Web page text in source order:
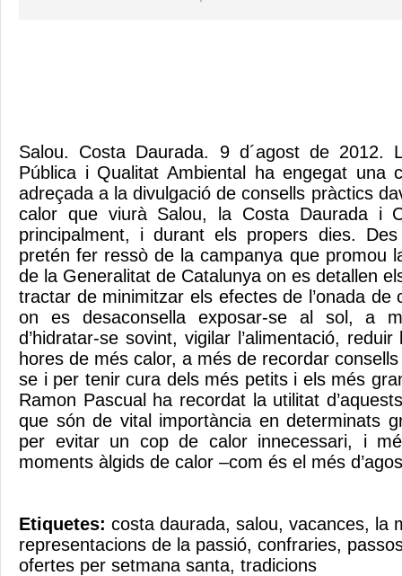
Salou. Costa Daurada. 9 d´agost de 2012.
Pública i Qualitat Ambiental ha engegat una
adreçada a la divulgació de consells pràctics
calor que viurà Salou, la Costa Daurada i
principalment, i durant els propers dies.
pretén fer ressò de la campanya que promou
de la Generalitat de Catalunya on es detallen
tractar de minimitzar els efectes de l’onada de
on es desaconsella exposar-se al sol, a
d’hidratar-se sovint, vigilar l’alimentació,
hores de més calor, a més de recordar
se i per tenir cura dels més petits i els més
Ramon Pascual ha recordat la utilitat
que són de vital importància en determinats
per evitar un cop de calor innecessari, i
moments àlgids de calor –com és el més
Etiquetes: costa daurada, salou, vacances, la
representacions de la passió, confraries,
ofertes per setmana santa, tradicions